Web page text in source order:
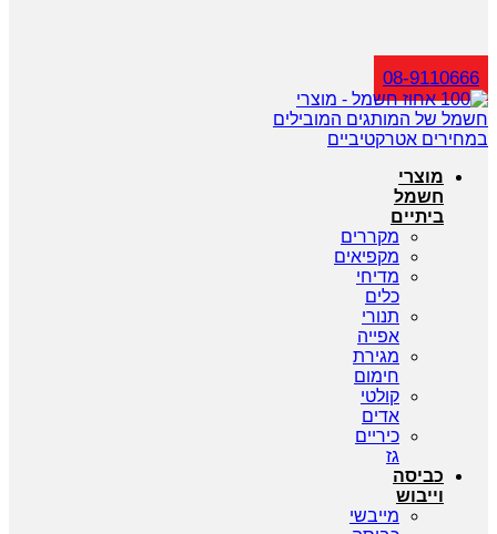
חיפוש
08-9110666
מוצרי
חשמל
ביתיים
מקררים
מקפיאים
מדיחי
כלים
תנורי
אפייה
מגירת
חימום
קולטי
אדים
כיריים
גז
כביסה
וייבוש
מייבשי